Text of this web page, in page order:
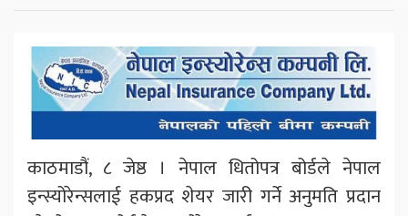
काठमाडौं, ८ जेष्ठ । नेपाल धितोपत्र बोर्डले नेपाल
इन्स्योरेन्सलाई हकप्रद शेयर जारी गर्ने अनुमति प्रदान